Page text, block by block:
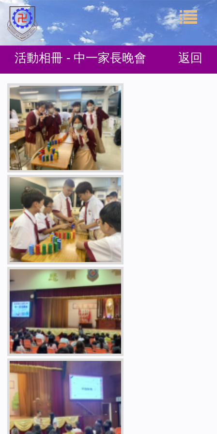
活動相冊 - 中一家長晚會 返回